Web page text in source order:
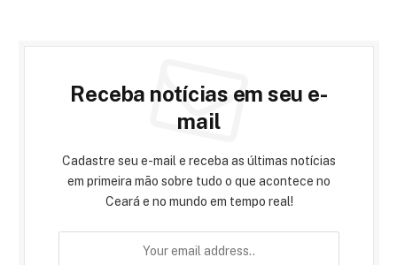
Receba notícias em seu e-
mail
Cadastre seu e-mail e receba as últimas notícias
em primeira mão sobre tudo o que acontece no
Ceará e no mundo em tempo real!